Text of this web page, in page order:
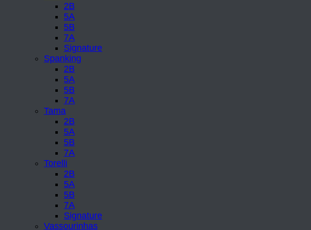
2B
5A
5B
7A
Signature
Spanking
2B
5A
5B
7A
Tama
2B
5A
5B
7A
Torelli
2B
5A
5B
7A
Signature
Vassourinhas